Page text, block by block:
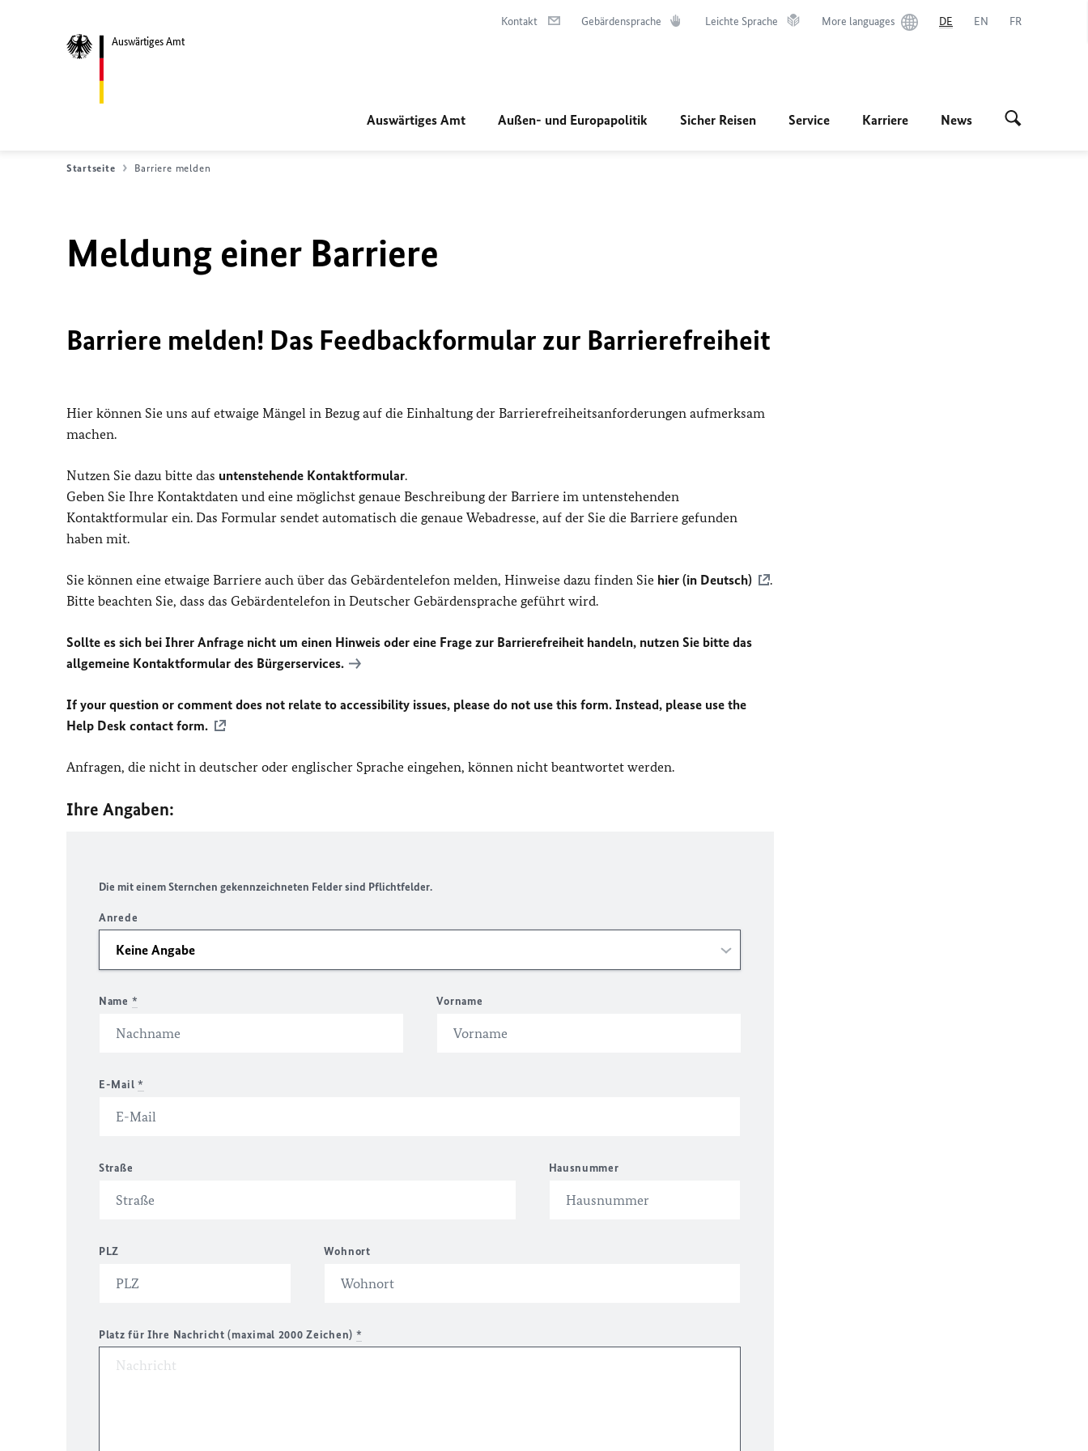
Auswärtiges Amt
Kontakt Gebärdensprache Leichte Sprache More languages DE EN FR
Auswärtiges Amt Außen- und Europapolitik Sicher Reisen Service Karriere News
Startseite Barriere melden
Meldung einer Barriere
Barriere melden! Das Feedbackformular zur Barrierefreiheit
Hier können Sie uns auf etwaige Mängel in Bezug auf die Einhaltung der Barrierefreiheitsanforderungen aufmerksam
machen.
Nutzen Sie dazu bitte das untenstehende Kontaktformular.
Geben Sie Ihre Kontaktdaten und eine möglichst genaue Beschreibung der Barriere im untenstehenden
Kontaktformular ein. Das Formular sendet automatisch die genaue Webadresse, auf der Sie die Barriere gefunden
haben mit.
Sie können eine etwaige Barriere auch über das Gebärdentelefon melden, Hinweise dazu finden Sie hier (in Deutsch)
.
Bitte beachten Sie, dass das Gebärdentelefon in Deutscher Gebärdensprache geführt wird.
Sollte es sich bei Ihrer Anfrage nicht um einen Hinweis oder eine Frage zur Barrierefreiheit handeln, nutzen Sie bitte das
allgemeine Kontaktformular des Bürgerservices.
If your question or comment does not relate to accessibility issues, please do not use this form. Instead, please use the
Help Desk contact form.
Anfragen, die nicht in deutscher oder englischer Sprache eingehen, können nicht beantwortet werden.
Ihre Angaben:
Die mit einem Sternchen gekennzeichneten Felder sind Pflichtfelder.
Anrede
Name * Vorname
E-Mail *
Straße Hausnummer
PLZ Wohnort
Platz für Ihre Nachricht (maximal 2000 Zeichen) *